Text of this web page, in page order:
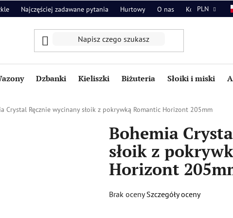
Najczęściej zadawane pytania Hurtowy O nas Kontakt
PLN
Dzbanki Kieliszki Biżuteria Słoiki i miski
Crystal Ręcznie wycinany słoik z pokrywką Romantic Horizont 205mm
Bohemia
słoik z
Horizont
Średnia
Brak oceny Szczegóły oceny